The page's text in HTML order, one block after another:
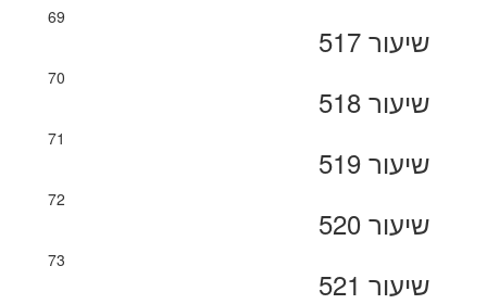
69
שיעור 517
70
שיעור 518
71
שיעור 519
72
שיעור 520
73
שיעור 521